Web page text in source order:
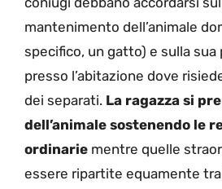
mantenimento dell’animale
specifico, un gatto) e sulla sua
presso l’abitazione dove
dei separati. La ragazza si
dell’animale sostenendo le
ordinarie mentre quelle
essere ripartite equamente